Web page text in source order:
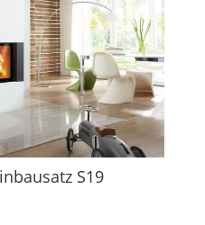
S19